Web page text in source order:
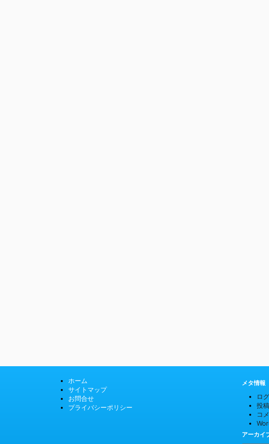
ホーム
サイトマップ
お問合せ
プライバシーポリシー
メタ情報
ロ
投
コ
アーカイ